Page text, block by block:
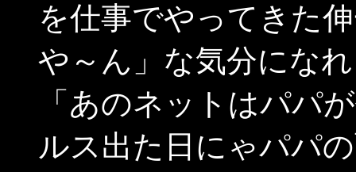
を仕事でやってきた
や～ん」な気分にな
「あのネットはパパ
ルス出た日にゃパパ